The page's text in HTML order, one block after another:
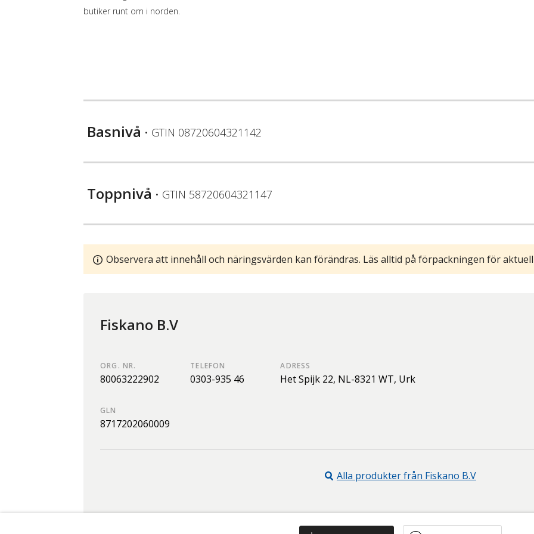
butiker runt om i norden.
Basnivå • GTIN 08720604321142
Toppnivå • GTIN 58720604321147
Observera att innehåll och näringsvärden kan förändras. Läs alltid på förpackningen för
Fiskano B.V
ORG. NR.
80063222902
GLN
8717202060009
TELEFON
0303-935 46
ADRESS
Het Spijk 22, NL-8321 WT, Urk
Alla produkter från Fiskano B.V